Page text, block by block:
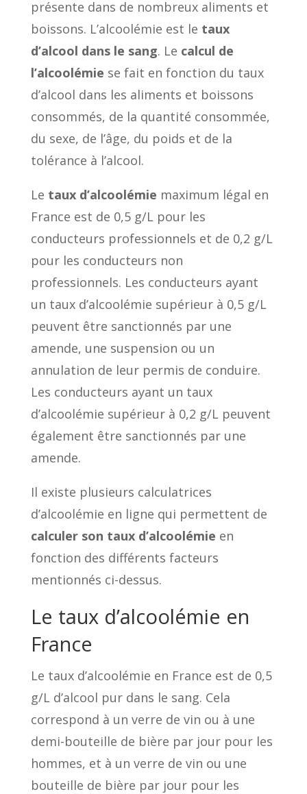
présente dans de nombreux aliments et
boissons. L’alcoolémie est le taux
d’alcool dans le sang. Le calcul de
l’alcoolémie se fait en fonction du taux
d’alcool dans les aliments et boissons
consommés, de la quantité consommée,
du sexe, de l’âge, du poids et de la
tolérance à l’alcool.
Le taux d’alcoolémie maximum légal en
France est de 0,5 g/L pour les
conducteurs professionnels et de 0,2 g/L
pour les conducteurs non
professionnels. Les conducteurs ayant
un taux d’alcoolémie supérieur à 0,5 g/L
peuvent être sanctionnés par une
amende, une suspension ou un
annulation de leur permis de conduire.
Les conducteurs ayant un taux
d’alcoolémie supérieur à 0,2 g/L peuvent
également être sanctionnés par une
amende.
Il existe plusieurs calculatrices
d’alcoolémie en ligne qui permettent de
calculer son taux d’alcoolémie en
fonction des différents facteurs
mentionnés ci-dessus.
Le taux d’alcoolémie en
France
Le taux d’alcoolémie en France est de 0,5
g/L d’alcool pur dans le sang. Cela
correspond à un verre de vin ou à une
demi-bouteille de bière par jour pour les
hommes, et à un verre de vin ou une
bouteille de bière par jour pour les